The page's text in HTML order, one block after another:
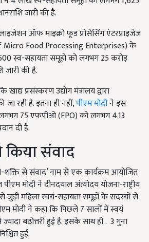
जारी की है.
ऑफ माइक्रो फूड प्रोसेसिंग एंटरप्राइजेज
Food Processing Enterprises) के
स्व-सहायता समूहों को लगभग 25 करोड़
की है.
प्रसंस्करण उद्योग मंत्रालय द्वारा
रही है. इतना ही नहीं,पीएम मोदीने इस
75 एफपीओ (FPO) को लगभग 4.13
दी है.
किया संवाद
शक्ति से संवाद’ नाम से एक कार्यक्रम आयोजित
मोदी ने दीनदयाल अंत्योदय योजना-राष्ट्रीय
जुड़ी महिला स्वयं-सहायता समूहों के सदस्यों से
मोदी ने कहा कि पिछले 7 सालों में स्वयं
बढ़ोत्तरी हुई है. इसके साथ ही . 3 गुना
हुई.